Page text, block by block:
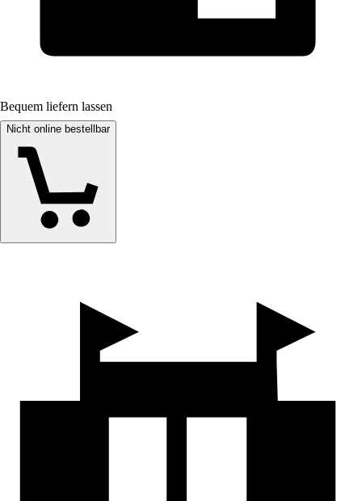
Bequem liefern lassen
Nicht online bestellbar